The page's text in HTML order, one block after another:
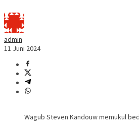
admin
11 Juni 2024
Wagub Steven Kandouw memukul